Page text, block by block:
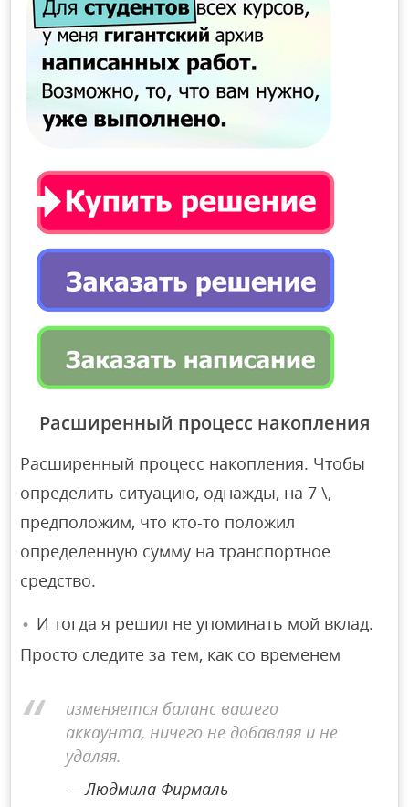
Расширенный процесс накопления
Расширенный процесс накопления. Чтобы
определить ситуацию, однажды, на 7 \,
предположим, что кто-то положил
определенную сумму на транспортное
средство.
И тогда я решил не упоминать мой вклад.
Просто следите за тем, как со временем
изменяется баланс вашего
аккаунта, ничего не добавляя и не
удаляя.
Людмила Фирмаль